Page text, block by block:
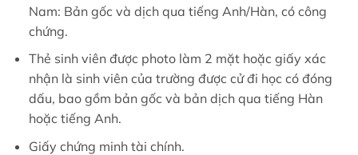
Nam: Bản gốc và dịch qua tiếng Anh/Hàn, có công
chứng.
Thẻ sinh viên được photo làm 2 mặt hoặc giấy xác
nhận là sinh viên của trường được cử đi học có đóng
dấu, bao gồm bản gốc và bản dịch qua tiếng Hàn
hoặc tiếng Anh.
Giấy chứng minh tài chính.